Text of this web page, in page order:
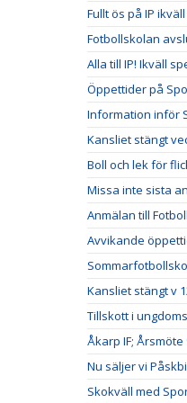
Fullt ös på IP ikväll
Fotbollskolan
Alla till IP! Ikväll
Öppettider på
Information inför
Kansliet stängt
Boll och lek för
Missa inte sista
Anmälan till
Avvikande
Kansliet stängt v
Tillskott i
Åkarp IF; Årsmöte
Nu säljer vi
Skokväll med